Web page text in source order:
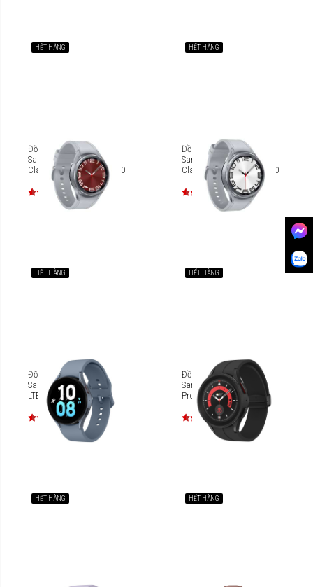
HẾT HÀNG
Đồng hồ thông minh
Samsung Galaxy Watch6
Classic 43mm BT SM-R950
HẾT HÀNG
Đồng hồ thông minh
Samsung Galaxy Watch6
Classic 47mm BT SM-R960
HẾT HÀNG
Đồng hồ thông minh
Samsung Galaxy Watch5
LTE 44mm [SM-R915]
HẾT HÀNG
Đồng hồ thông minh
Samsung Galaxy Watch5
Pro BT 45mm [SM-R920]
HẾT HÀNG HẾT HÀNG